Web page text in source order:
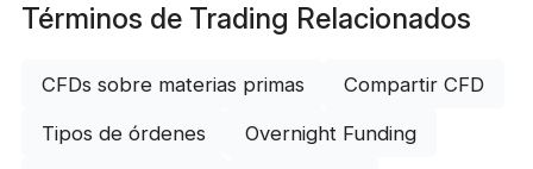
Términos de Trading Relacionados
CFDs sobre materias primas Compartir CFD
Tipos de órdenes Overnight Funding